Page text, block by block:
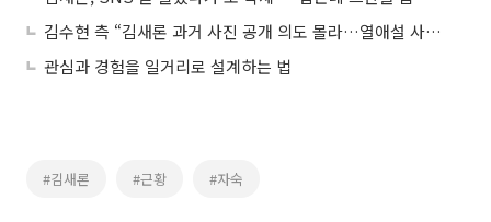
김수현 측 “김새론 과거 사진 공개 의도 몰라…열애설 사실무근”
관심과 경험을 일거리로 설계하는 법
#김새론 #근황 #자숙